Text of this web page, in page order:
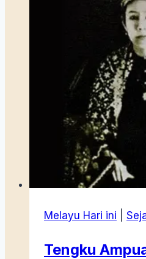
Melayu Hari ini
Tengku